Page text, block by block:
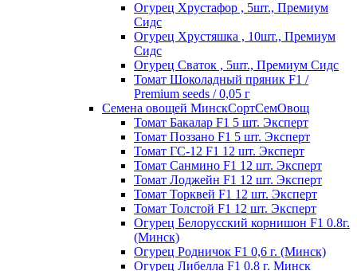
Огурец Хрустафор , 5шт., Премиум
Сидс
Огурец Хрустяшка , 10шт., Премиум
Сидс
Огурец Сваток , 5шт., Премиум Сидс
Томат Шоколадный пряник F1 /
Premium seeds / 0,05 г
Семена овощей МинскСортСемОвощ
Томат Бакалар F1 5 шт. Эксперт
Томат Поззано F1 5 шт. Эксперт
Томат ГС-12 F1 12 шт. Эксперт
Томат Санмино F1 12 шт. Эксперт
Томат Лоджейн F1 12 шт. Эксперт
Томат Торквей F1 12 шт. Эксперт
Томат Толстой F1 12 шт. Эксперт
Огурец Белорусский корнишон F1 0.8г.
(Минск)
Огурец Родничок F1 0,6 г. (Минск)
Огурец Либелла F1 0.8 г. Минск